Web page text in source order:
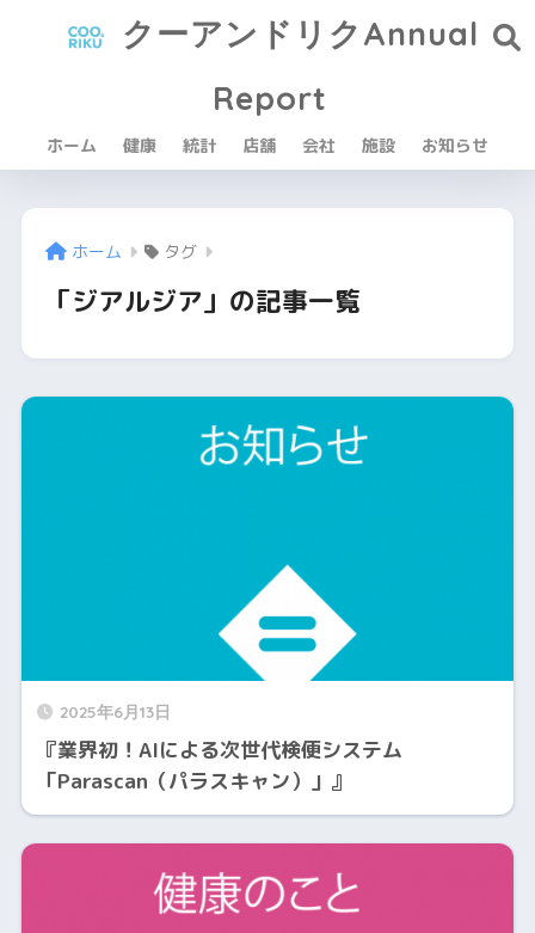
クーアンドリクAnnual
Report
ホーム 健康 統計 店舗 会社 施設 お知らせ
ホーム タグ
「ジアルジア」の記事一覧
2025年6月13日
『業界初！AIによる次世代検便システム
「Parascan（パラスキャン）」』